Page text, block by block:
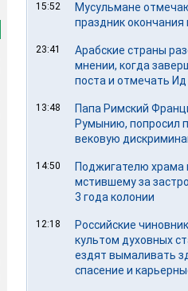
15:52
Мусульмане
праздник окончания
23:41
Арабские страны
мнении, когда
поста и отмечать
13:48
Папа Римский
Румынию, попросил
вековую
14:50
Поджигателю храма
мстившему за
3 года колонии
12:18
Российские
культом духовных
ездят вымаливать
спасение и